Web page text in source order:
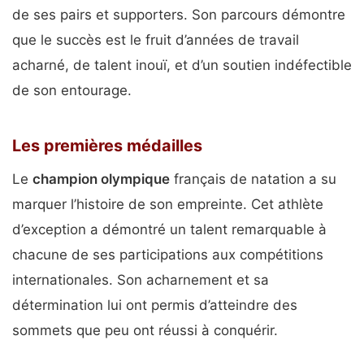
de ses pairs et supporters. Son parcours démontre
que le succès est le fruit d’années de travail
acharné, de talent inouï, et d’un soutien indéfectible
de son entourage.
Les premières médailles
Le champion olympique français de natation a su
marquer l’histoire de son empreinte. Cet athlète
d’exception a démontré un talent remarquable à
chacune de ses participations aux compétitions
internationales. Son acharnement et sa
détermination lui ont permis d’atteindre des
sommets que peu ont réussi à conquérir.